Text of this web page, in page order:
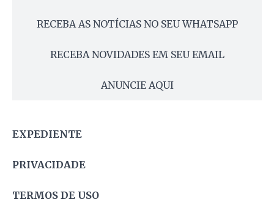
RECEBA AS NOTÍCIAS NO SEU WHATSAPP
RECEBA NOVIDADES EM SEU EMAIL
ANUNCIE AQUI
EXPEDIENTE
PRIVACIDADE
TERMOS DE USO